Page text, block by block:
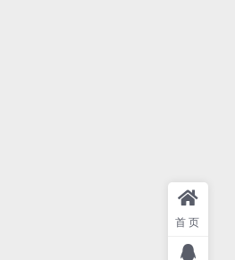
首页